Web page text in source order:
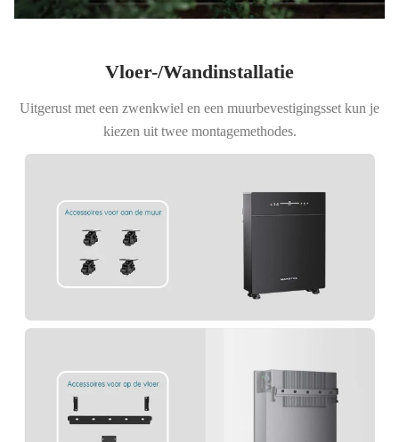
Vloer-/Wandinstallatie
Uitgerust met een zwenkwiel en een muurbevestigingsset kun je
kiezen uit twee montagemethodes.